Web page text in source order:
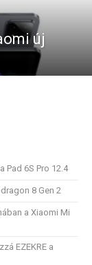
új
Pad 6S Pro 12.4
8 Gen 2
a Xiaomi Mi
EZEKRE a